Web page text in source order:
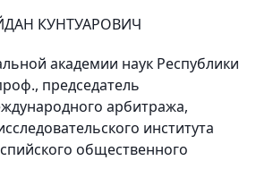
КУНТУАРОВИЧ
академии наук Республики
председатель
арбитража,
института
общественного